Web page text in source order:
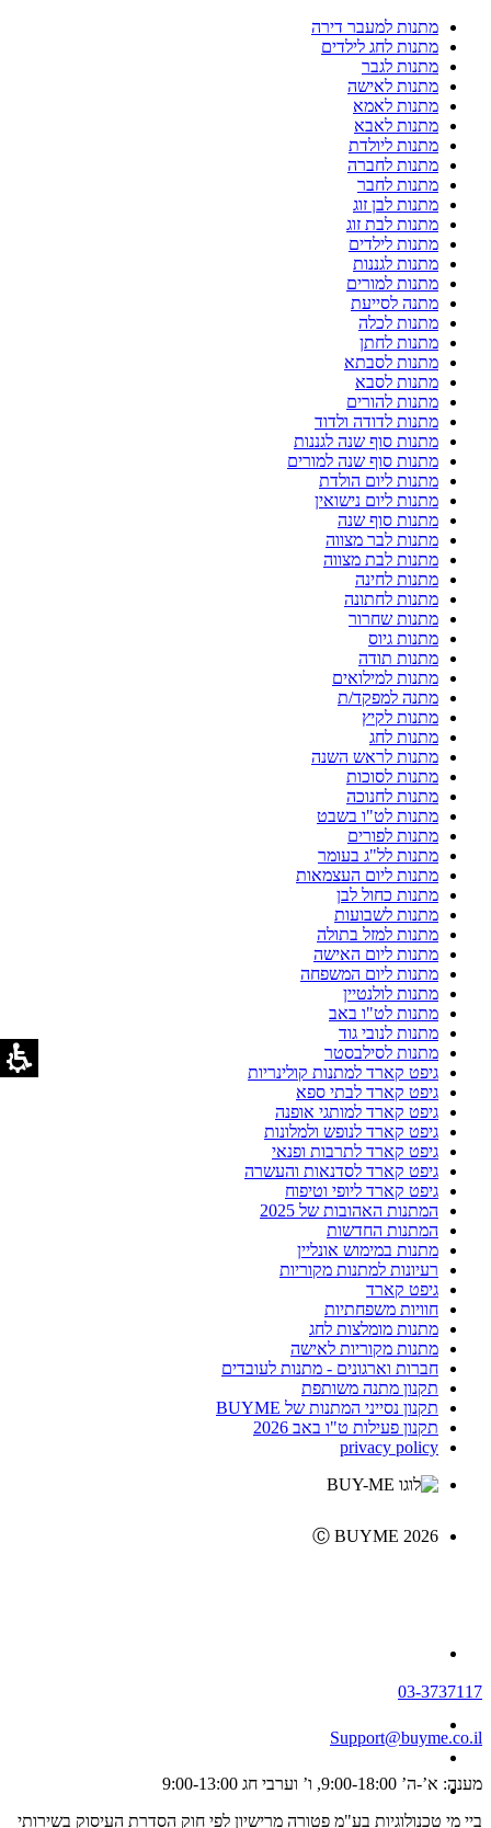
מתנות למעבר דירה
מתנות לחג לילדים
מתנות לגבר
מתנות לאישה
מתנות לאמא
מתנות לאבא
מתנות ליולדת
מתנות לחברה
מתנות לחבר
מתנות לבן זוג
מתנות לבת זוג
מתנות לילדים
מתנות לגננות
מתנות למורים
מתנה לסייעת
מתנות לכלה
מתנות לחתן
מתנות לסבתא
מתנות לסבא
מתנות להורים
מתנות לדודה ולדוד
מתנות סוף שנה לגננות
מתנות סוף שנה למורים
מתנות ליום הולדת
מתנות ליום נישואין
מתנות סוף שנה
מתנות לבר מצווה
מתנות לבת מצווה
מתנות לחינה
מתנות לחתונה
מתנות שחרור
מתנות גיוס
מתנות תודה
מתנות למילואים
מתנה למפקד/ת
מתנות לקיץ
מתנות לחג
מתנות לראש השנה
מתנות לסוכות
מתנות לחנוכה
מתנות לט"ו בשבט
מתנות לפורים
מתנות לל"ג בעומר
מתנות ליום העצמאות
מתנות כחול לבן
מתנות לשבועות
מתנות למזל בתולה
מתנות ליום האישה
מתנות ליום המשפחה
מתנות לולנטיין
מתנות לט"ו באב
מתנות לנובי גוד
מתנות לסילבסטר
גיפט קארד למתנות קולינריות
גיפט קארד לבתי ספא
גיפט קארד למותגי אופנה
גיפט קארד לנופש ולמלונות
גיפט קארד לתרבות ופנאי
גיפט קארד לסדנאות והעשרה
גיפט קארד ליופי וטיפוח
המתנות האהובות של 2025
המתנות החדשות
מתנות במימוש אונליין
רעיונות למתנות מקוריות
גיפט קארד
חוויות משפחתיות
מתנות מומלצות לחג
מתנות מקוריות לאישה
חברות וארגונים - מתנות לעובדים
תקנון מתנה משותפת
תקנון נסייני המתנות של BUYME
תקנון פעילות ט"ו באב 2026
privacy policy
Ⓒ BUYME 2026
03-3737117
Support@buyme.co.il
מענה: א’-ה’ 9:00-18:00, ו’ וערבי חג 9:00-13:00
ביי מי טכנולוגיות בע"מ פטורה מרישיון לפי חוק הסדרת העיסוק בשירותי